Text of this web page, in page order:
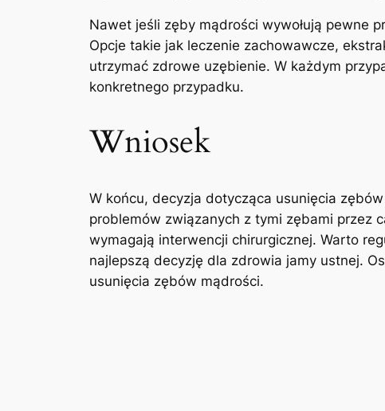
Nawet jeśli zęby‌ mądrości wywołują pewne
Opcje takie jak leczenie zachowawcze,
‍utrzymać zdrowe uzębienie. W każdym
konkretnego przypadku.
Wniosek
W ⁢końcu, decyzja dotycząca usunięcia⁢
problemów związanych z tymi zębami przez
wymagają interwencji chirurgicznej. ​Warto
najlepszą decyzję dla zdrowia jamy ustnej.
⁢usunięcia zębów mądrości.